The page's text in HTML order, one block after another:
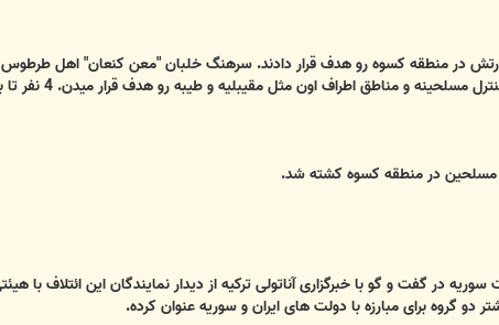
ارتش در منطقه کسوه رو هدف قرار دادند. سرهنگ خلبان "معن کنعان" اهل
اطراف اون مثل مقیبلیه و طیبه رو هدف قرار میدن. 4 نفر تا به حال در اثر حملات ارتش کشته شدن.
مسلحین در منطقه کسوه کشته شد.
در گفت و گو با خبرگزاری آناتولی ترکیه از دیدار نمایندگان این ائتلاف
گروه برای مبارزه با دولت های ایران و سوریه عنوان کرده.